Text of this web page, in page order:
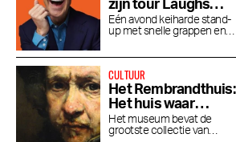
zijn tour Laughs
Funny naar de RAI
Eén avond keiharde stand-
up met snelle grappen en
CULTUUR
Het Rembrandthuis:
Het huis waar
Rembrandt woonde
en werkte
Het museum bevat de
grootste collectie van